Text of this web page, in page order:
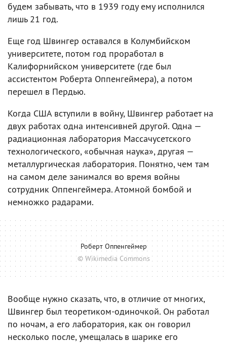
будем забывать, что в 1939 году ему исполнился
лишь 21 год.
Еще год Швингер оставался в Колумбийском
университете, потом год проработал в
Калифорнийском университете (где был
ассистентом Роберта Оппенгеймера), а потом
перешел в Пердью.
Когда США вступили в войну, Швингер работает на
двух работах одна интенсивней другой. Одна —
радиационная лаборатория Массачусетского
технологического, «обычная наука», другая —
металлургическая лаборатория. Понятно, чем там
на самом деле занимался во время войны
сотрудник Оппенгеймера. Атомной бомбой и
немножко радарами.
Роберт Оппенгеймер
© Wikimedia Commons
Вообще нужно сказать, что, в отличие от многих,
Швингер был теоретиком-одиночкой. Он работал
по ночам, а его лаборатория, как он говорил
несколько после, умещалась в шарике его